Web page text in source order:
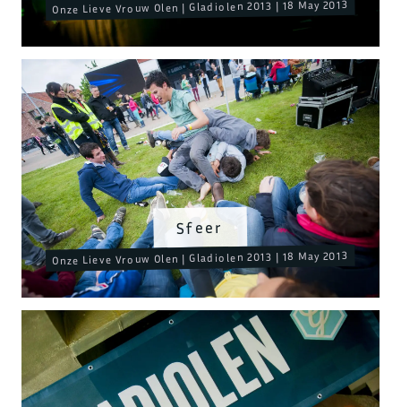
Onze Lieve Vrouw Olen | Gladiolen 2013 | 18 May 2013
Sfeer
Onze Lieve Vrouw Olen | Gladiolen 2013 | 18 May 2013